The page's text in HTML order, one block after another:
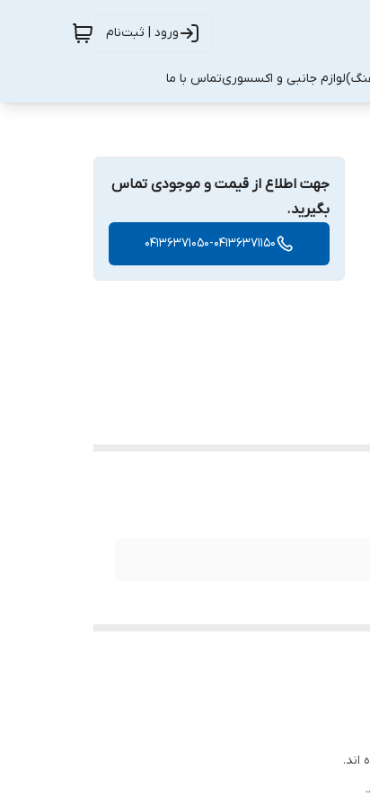
ورود | ثبت‌نام
لوازم جانبی و اکسسوریتماس با ما
جهت اطلاع از قیمت و موجودی تماس
بگیرید.
04136371050-04136371150
اند.